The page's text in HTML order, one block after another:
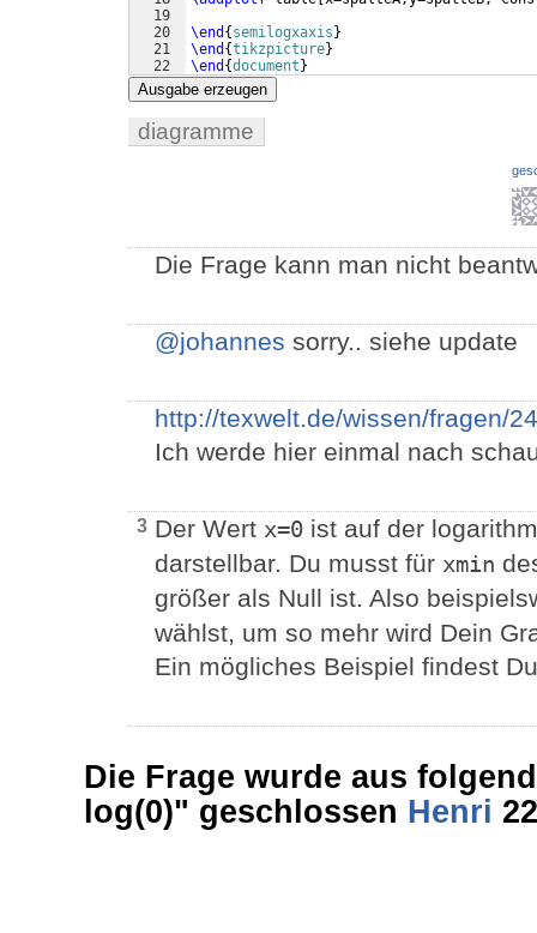
19
20
21
22
\end { semilogxaxis }
\end {tikzpicture}
\end {document }
Ausgabe erzeugen
diagramme
Die Frage kann man nicht
@johannes sorry.. siehe update
http://texwelt.de/wissen/fragen/
Ich werde hier einmal nach
3 Der Wert x=0 ist auf der
darstellbar. Du musst für xmin
größer als Null ist. Also
wählst, um so mehr wird Dein
Ein mögliches Beispiel findest
Die Frage wurde aus
log(0)" geschlossen Henri